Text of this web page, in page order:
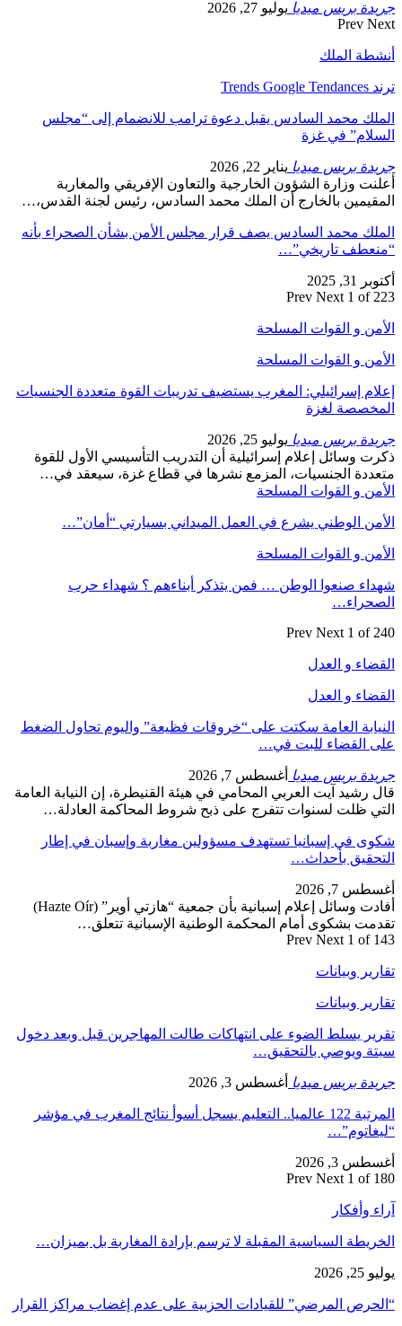
جريدة بريس ميديا يوليو 27, 2026
Prev Next
أنشطة الملك
ترند Trends Google Tendances
الملك محمد السادس يقبل دعوة ترامب للانضمام إلى “مجلس
السلام” في غزة
جريدة بريس ميديا يناير 22, 2026
أعلنت وزارة الشؤون الخارجية والتعاون الإفريقي والمغاربة
المقيمين بالخارج أن الملك محمد السادس، رئيس لجنة القدس،…
الملك محمد السادس يصف قرار مجلس الأمن بشأن الصحراء بأنه
“منعطف تاريخي”…
أكتوبر 31, 2025
Prev Next 1 of 223
الأمن و القوات المسلحة
الأمن و القوات المسلحة
إعلام إسرائيلي: المغرب يستضيف تدريبات القوة متعددة الجنسيات
المخصصة لغزة
جريدة بريس ميديا يوليو 25, 2026
ذكرت وسائل إعلام إسرائيلية أن التدريب التأسيسي الأول للقوة
متعددة الجنسيات، المزمع نشرها في قطاع غزة، سيعقد في…
الأمن و القوات المسلحة
الأمن الوطني يشرع في العمل الميداني بسيارتي “أمان”…
الأمن و القوات المسلحة
شهداء صنعوا الوطن … فمن يتذكر أبناءهم ؟ شهداء حرب
الصحراء…
Prev Next 1 of 240
القضاء و العدل
القضاء و العدل
النيابة العامة سكتت على “خروقات فظيعة” واليوم تحاول الضغط
على القضاء للبت في…
جريدة بريس ميديا أغسطس 7, 2026
قال رشيد آيت العربي المحامي في هيئة القنيطرة، إن النيابة العامة
التي ظلت لسنوات تتفرج على ذبح شروط المحاكمة العادلة…
شكوى في إسبانيا تستهدف مسؤولين مغاربة وإسبان في إطار
التحقيق بأحداث…
أغسطس 7, 2026
أفادت وسائل إعلام إسبانية بأن جمعية “هازتي أوير” (Hazte Oír)
تقدمت بشكوى أمام المحكمة الوطنية الإسبانية تتعلق…
Prev Next 1 of 143
تقارير وبيانات
تقارير وبيانات
تقرير يسلط الضوء على انتهاكات طالت المهاجرين قبل وبعد دخول
سبتة ويوصي بالتحقيق…
جريدة بريس ميديا أغسطس 3, 2026
المرتبة 122 عالميا.. التعليم يسجل أسوأ نتائج المغرب في مؤشر
“ليغاتوم”…
أغسطس 3, 2026
Prev Next 1 of 180
آراء وأفكار
الخريطة السياسية المقبلة لا ترسم بإرادة المغاربة بل بميزان…
يوليو 25, 2026
“الحرص المرضي” للقيادات الحزبية على عدم إغضاب مراكز القرار